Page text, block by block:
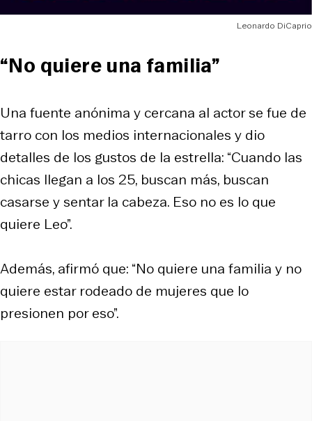
Leonardo DiCaprio
“No quiere una familia”
Una fuente anónima y cercana al actor se fue de
tarro con los medios internacionales y dio
detalles de los gustos de la estrella: “Cuando las
chicas llegan a los 25, buscan más, buscan
casarse y sentar la cabeza. Eso no es lo que
quiere Leo”.
Además, afirmó que: “No quiere una familia y no
quiere estar rodeado de mujeres que lo
presionen por eso”.